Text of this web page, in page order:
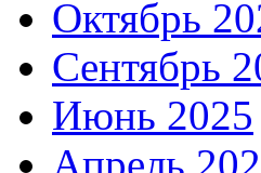
Октябрь
Сентябрь
Июнь 2025
Апрель